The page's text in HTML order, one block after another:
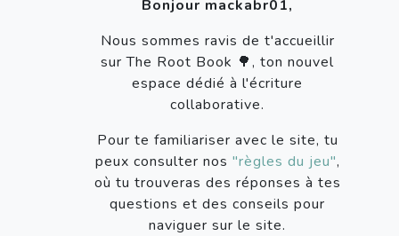
Bonjour mackabr01,
Nous sommes ravis de t'accueillir
sur The Root Book 🌳, ton nouvel
espace dédié à l'écriture
collaborative.
Pour te familiariser avec le site, tu
peux consulter nos "règles du jeu",
où tu trouveras des réponses à tes
questions et des conseils pour
naviguer sur le site.